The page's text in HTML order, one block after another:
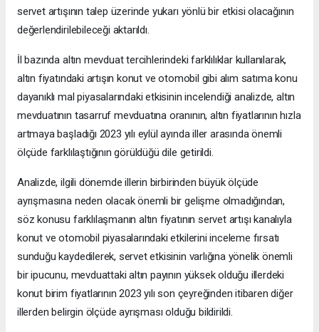
servet artışının talep üzerinde yukarı yönlü bir etkisi olacağının
değerlendirilebileceği aktarıldı.
İl bazında altın mevduat tercihlerindeki farklılıklar kullanılarak,
altın fiyatındaki artışın konut ve otomobil gibi alım satıma konu
dayanıklı mal piyasalarındaki etkisinin incelendiği analizde, altın
mevduatının tasarruf mevduatına oranının, altın fiyatlarının hızla
artmaya başladığı 2023 yılı eylül ayında iller arasında önemli
ölçüde farklılaştığının görüldüğü dile getirildi.
Analizde, ilgili dönemde illerin birbirinden büyük ölçüde
ayrışmasına neden olacak önemli bir gelişme olmadığından,
söz konusu farklılaşmanın altın fiyatının servet artışı kanalıyla
konut ve otomobil piyasalarındaki etkilerini inceleme fırsatı
sunduğu kaydedilerek, servet etkisinin varlığına yönelik önemli
bir ipucunu, mevduattaki altın payının yüksek olduğu illerdeki
konut birim fiyatlarının 2023 yılı son çeyreğinden itibaren diğer
illerden belirgin ölçüde ayrışması olduğu bildirildi.